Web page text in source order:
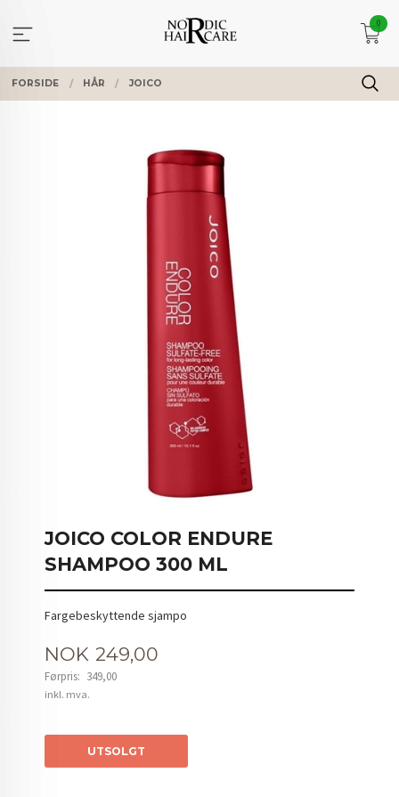
innholdet
0
FORSIDE HÅR JOICO
JOICO COLOR ENDURE
SHAMPOO 300 ML
Fargebeskyttende sjampo
Tilbud
NOK 249,00
Førpris: 349,00
Rabatt
inkl. mva.
UTSOLGT